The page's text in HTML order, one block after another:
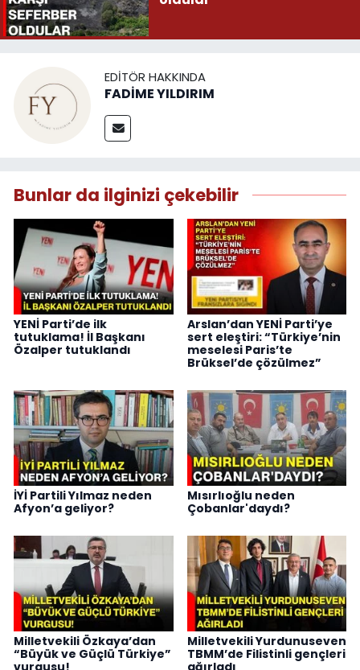
EDITÖR HAKKINDA
FADİME YILDIRIM
Bunlar da ilginizi çekebilir
YENİ Parti’de ilk
tutuklama! İl Başkanı
Özalper tutuklandı
Arslan’dan YENİ Parti’ye
sert eleştiri: “Türkiye’nin
meselesi Paris’te
Brüksel’de çözülmez”
İYİ Partili Yılmaz neden
Afyon’a geliyor?
Mısırlıoğlu neden
Çobanlar'daydı?
Milletvekili Özkaya’dan
“Büyük ve Güçlü Türkiye”
vurgusu!
Milletvekili Yurdunuseven
TBMM’de Filistinli gençleri
ağırladı